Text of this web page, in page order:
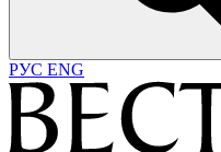
РУС ENG